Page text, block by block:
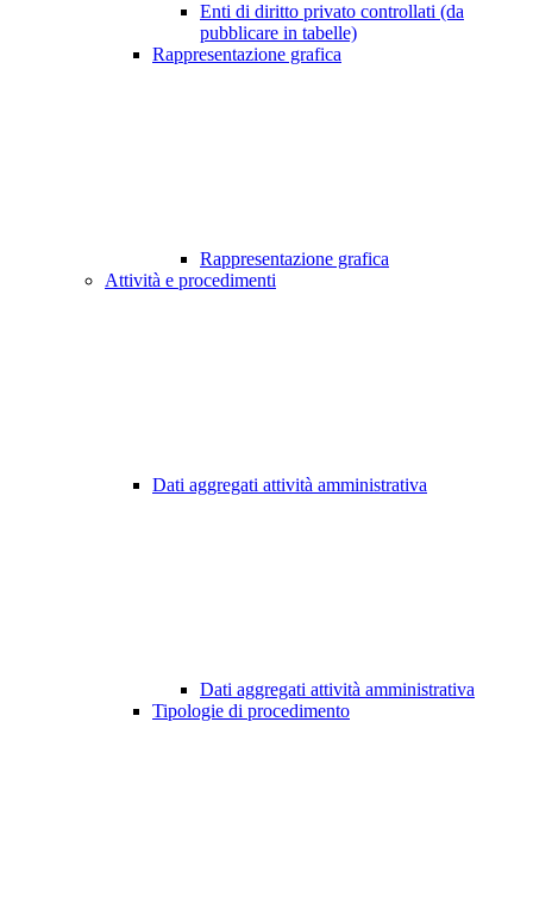
Enti di diritto privato controllati (da
pubblicare in tabelle)
Rappresentazione grafica
Rappresentazione grafica
Attività e procedimenti
Dati aggregati attività amministrativa
Dati aggregati attività amministrativa
Tipologie di procedimento